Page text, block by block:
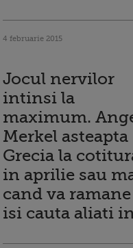
4 februarie 2015
Jocul nervilor
intinsi la
maximum.
Merkel asteapta
Grecia la
in aprilie sau
cand va
isi cauta aliati